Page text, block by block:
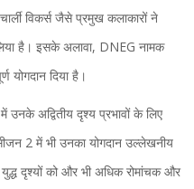
विकर्स जैसे प्रमुख कलाकारों ने
है। इसके अलावा, DNEG नामक
योगदान दिया है।
उनके अद्वितीय दृश्य प्रभावों के लिए
2 में भी उनका योगदान उल्लेखनीय
दृश्यों को और भी अधिक रोमांचक और